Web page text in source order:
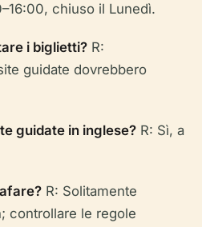
chiuso il Lunedì.
i biglietti? R:
guidate dovrebbero
guidate in inglese? R: Sì, a
R: Solitamente
controllare le regole